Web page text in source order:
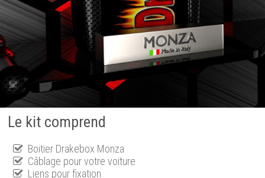
Le kit comprend
Boitier Drakebox Monza
Câblage pour votre voiture
Liens pour fixation